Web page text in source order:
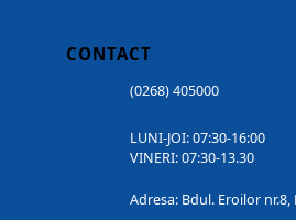
CONTACT
(0268) 405000
LUNI-JOI: 07:30-16:00
VINERI: 07:30-13.30
Adresa: Bdul. Eroilor nr.8,